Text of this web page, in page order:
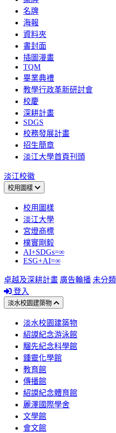
名牌
海報
資料夾
書封面
插圖漫畫
TQM
畢業典禮
教學行政革新研討會
校慶
深耕計畫
SDGS
校務發展計畫
招生簡章
淡江大學首頁刊頭
淡江校徽
校用圖樣
校用圖樣
淡江大學
宮燈商標
樸實剛毅
AI+SDGs=∞
ESG+AI=∞
卓越及深耕計畫 廣告輪播 未分類
登入
淡水校園建築物
淡水校園建築物
紹謨紀念游泳館
騮先紀念科學館
鍾靈化學館
教育館
傳播館
紹謨紀念體育館
麗澤國際學舍
文學館
會文館